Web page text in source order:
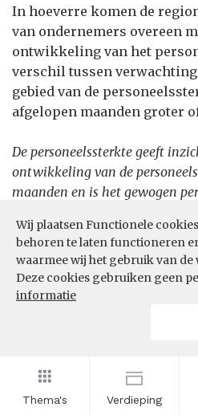
Thema's Verdieping
Wij plaatsen Functionele
behoren te laten functioneren
waarmee wij het gebruik van
Deze cookies gebruiken geen
informatie
In hoeverre komen de
van ondernemers overeen
ontwikkeling van het
verschil tussen
gebied van de
afgelopen maanden groter
De personeelssterkte geeft
ontwikkeling van de
maanden en is het gewogen
minus het gewogen
verwachte afname. Naast een
verwachtingen voor de
aan werkgevers ook gevraagd
geschat op basis van